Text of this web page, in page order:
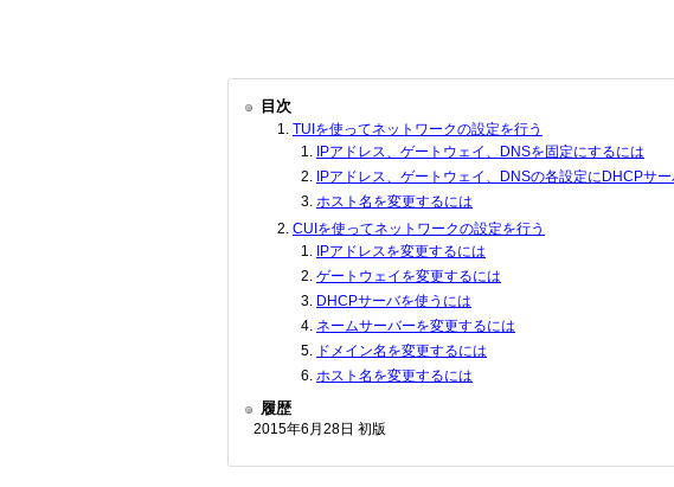
目次
TUIを使ってネットワークの設定を行う
IPアドレス、ゲートウェイ、DNSを固定にするには
IPアドレス、ゲートウェイ、DNSの各設定にDHCPサ
ホスト名を変更するには
CUIを使ってネットワークの設定を行う
IPアドレスを変更するには
ゲートウェイを変更するには
DHCPサーバを使うには
ネームサーバーを変更するには
ドメイン名を変更するには
ホスト名を変更するには
履歴
2015年6月28日 初版